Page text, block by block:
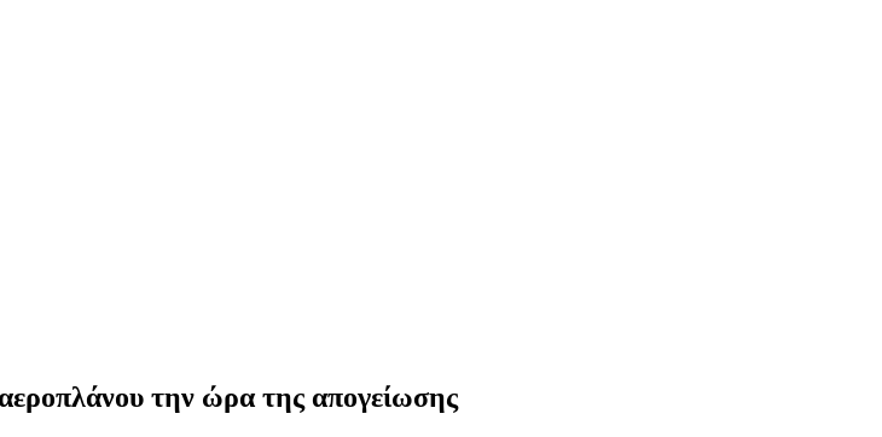
την ώρα της απογείωσης